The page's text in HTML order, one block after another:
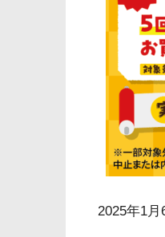
2025年1月